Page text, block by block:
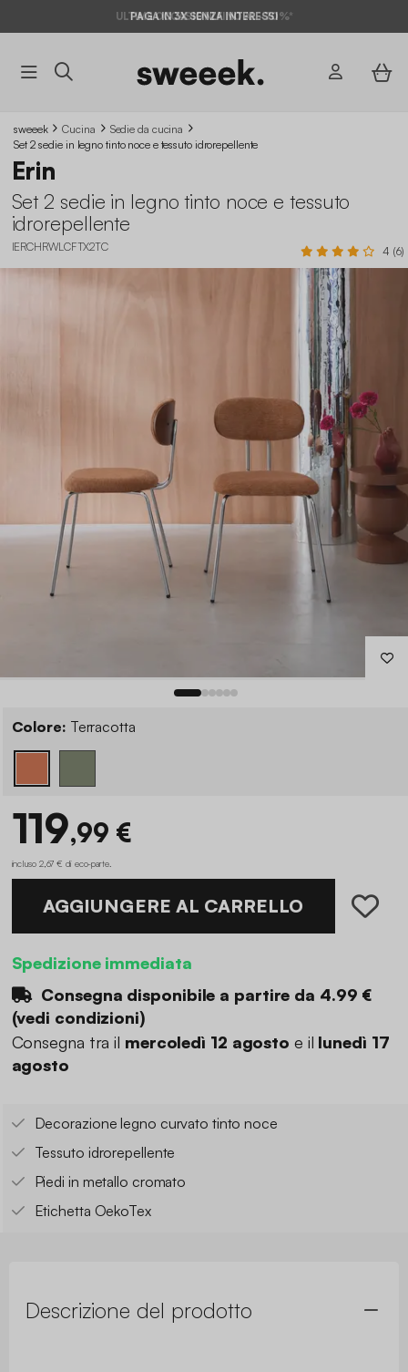
ULTIME OCCASIONI FINO AL -70%*
PAGA IN 3X SENZA INTERESSI
sweeek Cucina
Sedie da cucina
Set 2 sedie in legno tinto noce e tessuto idrorepellente
Erin
Set 2 sedie in legno tinto noce e tessuto
idrorepellente
IERCHRWLCFTX2TC 4 (6)
Colore: Terracotta
119,99 €
incluso 2,67 € di eco-parte.
AGGIUNGERE AL CARRELLO
Spedizione immediata
Consegna disponibile a partire da 4.99 €
(vedi condizioni)
Consegna tra il mercoledì 12 agosto e il lunedì 17
agosto
Decorazione legno curvato tinto noce
Tessuto idrorepellente
Piedi in metallo cromato
Etichetta OekoTex
Descrizione del prodotto